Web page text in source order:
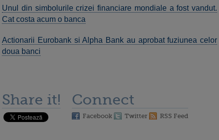
Unul din simbolurile crizei financiare mondiale a fost vandut.
Cat costa acum o banca
Actionarii Eurobank si Alpha Bank au aprobat fuziunea celor
doua banci
Share it! Connect
Facebook Twitter RSS Feed